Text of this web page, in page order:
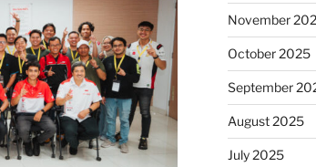
November
October 2025
September
August 2025
July 2025